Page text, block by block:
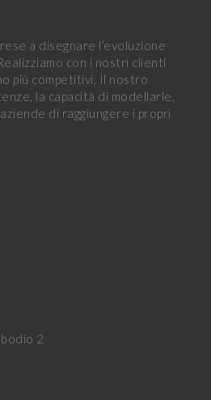
a disegnare l’evoluzione
con i nostri clienti
più competitivi. Il nostro
la capacità di modellarle,
di raggiungere i propri
2